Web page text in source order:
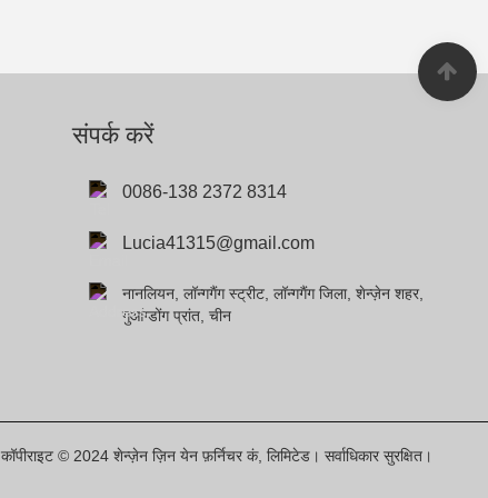
संपर्क करें
0086-138 2372 8314
Lucia41315@gmail.com
नानलियन, लॉन्गगैंग स्ट्रीट, लॉन्गगैंग जिला, शेन्ज़ेन शहर,
गुआंग्डोंग प्रांत, चीन
कॉपीराइट © 2024 शेन्ज़ेन ज़िन येन फ़र्निचर कं, लिमिटेड। सर्वाधिकार सुरक्षित।